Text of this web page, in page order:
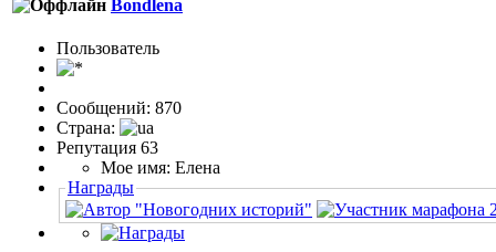
Bondlena
Пользовaтeль
Сообщений: 870
Страна:
Репутация 63
Мое имя: Елена
Награды